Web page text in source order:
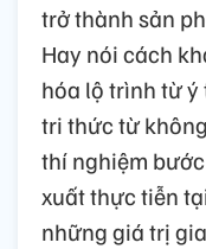
trở thành sản
Hay nói cách
hóa lộ trình từ ý
tri thức từ
thí nghiệm
xuất thực tiễn
những giá trị